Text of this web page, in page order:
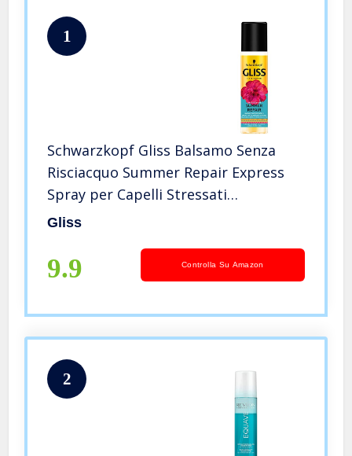
1
Schwarzkopf Gliss Balsamo Senza
Risciacquo Summer Repair Express
Spray per Capelli Stressati
dall’Estate, con Essenza Floreale,
Gliss
9.9 Controlla Su Amazon
2